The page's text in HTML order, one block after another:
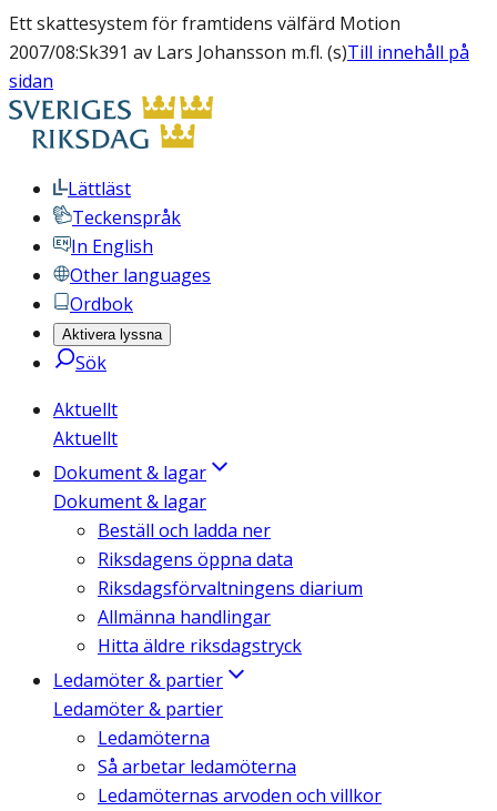
Ett skattesystem för framtidens välfärd Motion
2007/08:Sk391 av Lars Johansson m.fl. (s)Till innehåll på
sidan
Lättläst
Teckenspråk
In English
Other languages
Ordbok
Aktivera lyssna
Sök
Aktuellt
Aktuellt
Dokument & lagar
Dokument & lagar
Beställ och ladda ner
Riksdagens öppna data
Riksdagsförvaltningens diarium
Allmänna handlingar
Hitta äldre riksdagstryck
Ledamöter & partier
Ledamöter & partier
Ledamöterna
Så arbetar ledamöterna
Ledamöternas arvoden och villkor